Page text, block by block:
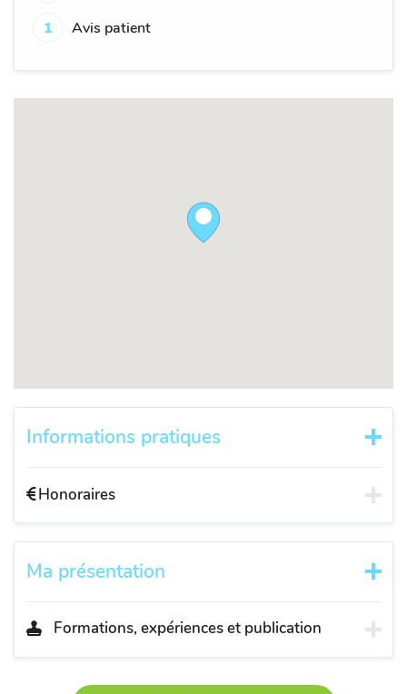
1
Avis patient
Informations pratiques
Honoraires
Ma présentation
Formations, expériences et publication